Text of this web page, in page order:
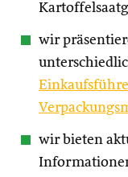
wir
wir bieten